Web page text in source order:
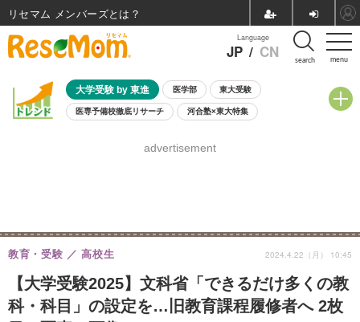
menu
Language
JP / CN search
大学受験 by 東進 医学部 東大受験
医専予備校徹底リサーチ 河合塾×東大特集
8月開催学校説明会・相談会
advertisement
【大学受験2025】文科省「できるだけ多くの教
科・科目」の設定を…旧教育課程履修者へ 2枚
教育・受験 高校生 2024.4.22（月） 10:45
リセマム メンバーズ